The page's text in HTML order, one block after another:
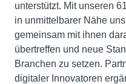
unterstützt. Mit unseren
in unmittelbarer Nähe
gemeinsam mit ihnen
übertreffen und neue
Branchen zu setzen.
digitaler Innovatoren